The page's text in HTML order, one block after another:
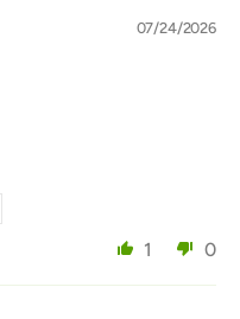
07/24/2026
1 0